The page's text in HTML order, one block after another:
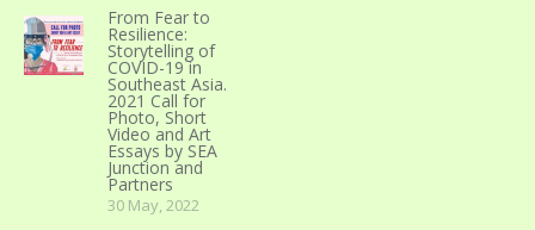
From Fear to
Resilience:
Storytelling of
COVID-19 in
Southeast Asia.
2021 Call for
Photo, Short
Video and Art
Essays by SEA
Junction and
Partners
30 May, 2022